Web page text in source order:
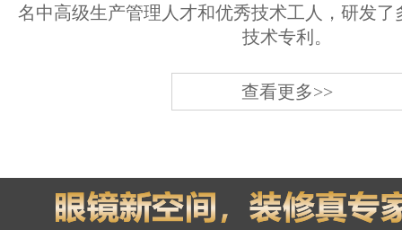
名中高级生产管理人才和优秀技术工人，研发了
技术专利。
查看更多>>